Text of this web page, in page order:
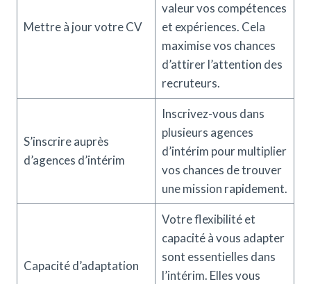
Mettre à jour votre CV
valeur vos compétences
et expériences. Cela
maximise vos chances
d’attirer l’attention des
recruteurs.
S’inscrire auprès
d’agences d’intérim
Inscrivez-vous dans
plusieurs agences
d’intérim pour multiplier
vos chances de trouver
une mission rapidement.
Capacité d’adaptation
Votre flexibilité et
capacité à vous adapter
sont essentielles dans
l’intérim. Elles vous